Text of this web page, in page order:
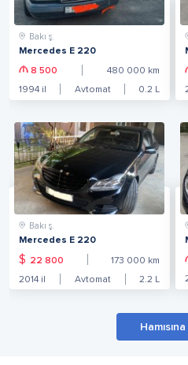
Bakı ş.
Mercedes E 220
8 500 480 000 km
1994 il Avtomat 0.2 L
Bakı ş.
Mercedes E 220
$ 22 800 173 000 km
2014 il Avtomat 2.2 L